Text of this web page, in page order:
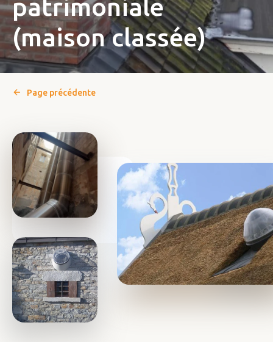
patrimoniale
(maison classée)
Page précédente